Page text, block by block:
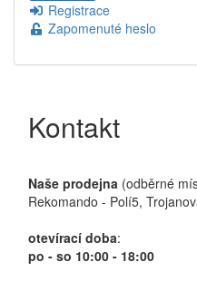
Registrace
Zapomenuté heslo
Kontakt
Naše prodejna (odběrné
Rekomando - Polí5,
otevírací doba:
po - so 10:00 - 18:00